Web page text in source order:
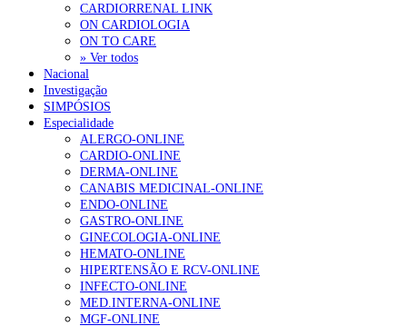
CARDIORRENAL LINK
ON CARDIOLOGIA
ON TO CARE
» Ver todos
Nacional
Investigação
SIMPÓSIOS
Especialidade
ALERGO-ONLINE
CARDIO-ONLINE
DERMA-ONLINE
CANABIS MEDICINAL-ONLINE
ENDO-ONLINE
GASTRO-ONLINE
GINECOLOGIA-ONLINE
HEMATO-ONLINE
HIPERTENSÃO E RCV-ONLINE
INFECTO-ONLINE
MED.INTERNA-ONLINE
MGF-ONLINE